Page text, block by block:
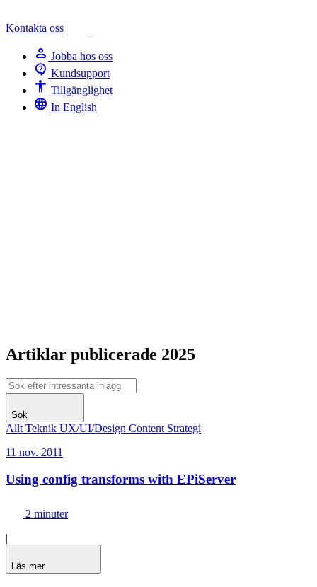
Kontakta oss
person Jobba hos oss
contact_support Kundsupport
Accessibility Tillgänglighet
language In English
Artiklar publicerade 2025
Sök
Allt Teknik UX/UI/Design Content Strategi
11 nov. 2011
Using config transforms with EPiServer
2 minuter
|
Läs mer